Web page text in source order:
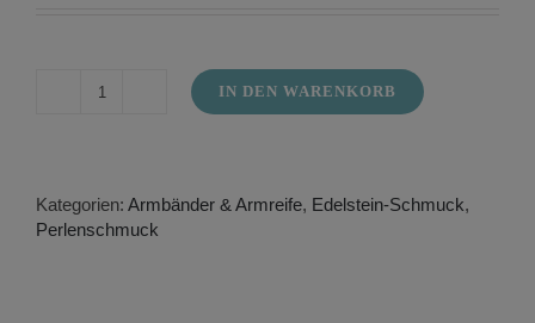
Freshwater
IN DEN WARENKORB
Kategorien: Armbänder & Armreife, Edelstein-Schmuck,
Perlenschmuck